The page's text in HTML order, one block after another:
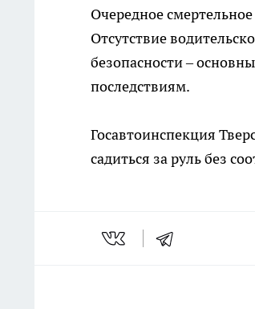
Очередное
Отсутствие
безопасности –
последствиям.
Госавтоинспекция
садиться за руль без